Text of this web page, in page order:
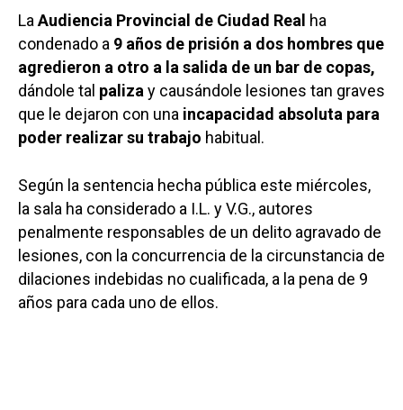
La Audiencia Provincial de Ciudad Real ha
condenado a 9 años de prisión a dos hombres que
agredieron a otro a la salida de un bar de copas,
dándole tal paliza y causándole lesiones tan graves
que le dejaron con una incapacidad absoluta para
poder realizar su trabajo habitual.
Según la sentencia hecha pública este miércoles,
la sala ha considerado a I.L. y V.G., autores
penalmente responsables de un delito agravado de
lesiones, con la concurrencia de la circunstancia de
dilaciones indebidas no cualificada, a la pena de 9
años para cada uno de ellos.